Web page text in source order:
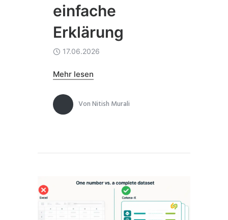
einfache
Erklärung
17.06.2026
Mehr lesen
VonNitish Murali